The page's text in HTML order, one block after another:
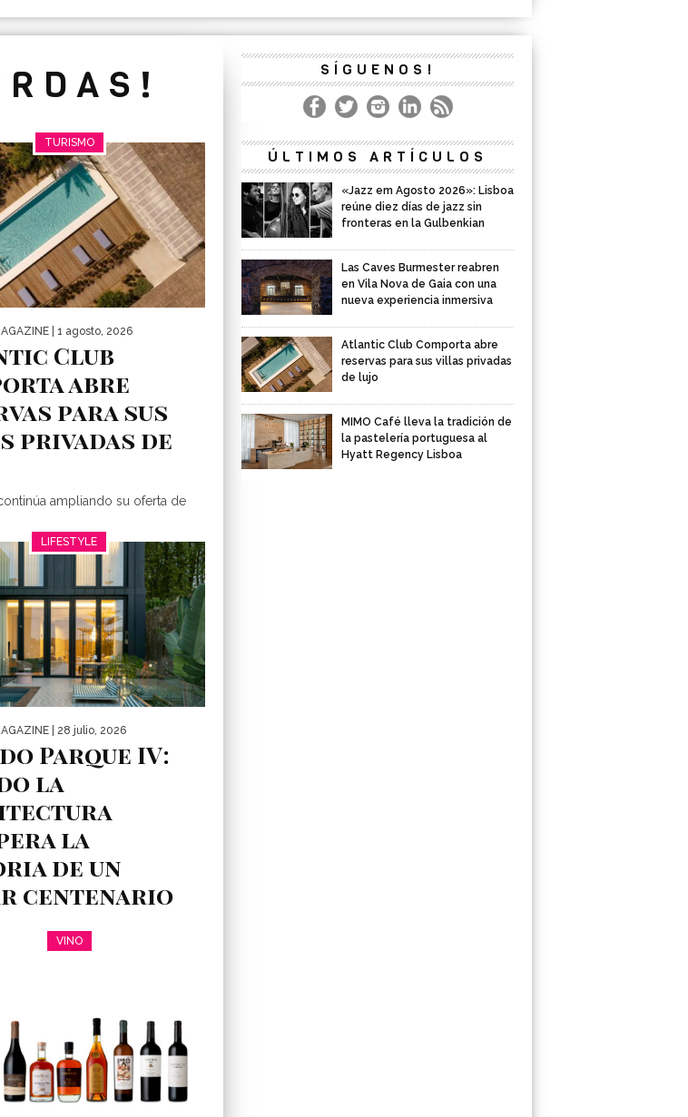
TURISMO
| 1 agosto, 2026
Club
abre
para sus
privadas de
ampliando su oferta de
reservas para la...
LIFESTYLE
| 28 julio, 2026
Parque IV:
la
la
de un
centenario
que demuestra que rehabilitar
conservar historias En una época
VINO
SÍGUENOS!
ÚLTIMOS ARTÍCULOS
«Jazz em Agosto 2026»: Lisboa
reúne diez días de jazz sin
fronteras en la Gulbenkian
Las Caves Burmester reabren
en Vila Nova de Gaia con una
nueva experiencia inmersiva
Atlantic Club Comporta abre
reservas para sus villas privadas
de lujo
MIMO Café lleva la tradición de
la pastelería portuguesa al
Hyatt Regency Lisboa